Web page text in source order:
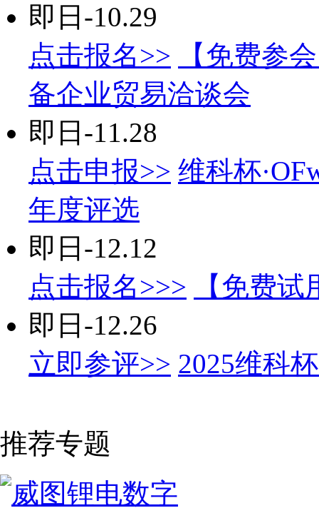
即日-10.29
点击报名>>
【免费参
备企业贸易洽谈会
即日-11.28
点击申报>> 维科杯
年度评选
即日-12.12
点击报名>>>
【免费
即日-12.26
立即参评>> 2025维科
推荐专题